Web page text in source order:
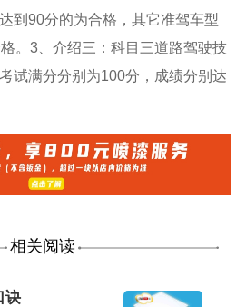
到90分的为合格，其它准驾车型
。3、介绍三：科目三道路驾驶技
试满分分别为100分，成绩分别达
相关阅读
诀